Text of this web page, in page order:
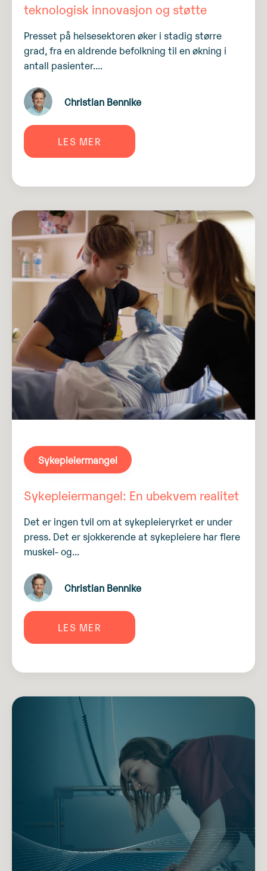
teknologisk innovasjon og støtte
Presset på helsesektoren øker i stadig større
grad, fra en aldrende befolkning til en økning i
antall pasienter....
Christian Bennike
LES MER
Sykepleiermangel
Sykepleiermangel: En ubekvem realitet
Det er ingen tvil om at sykepleieryrket er under
press. Det er sjokkerende at sykepleiere har flere
muskel- og...
Christian Bennike
LES MER